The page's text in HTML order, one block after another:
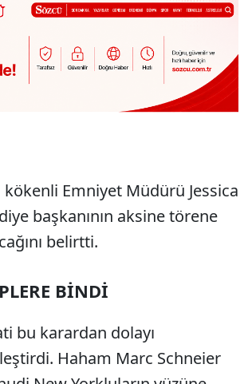
kökenli Emniyet Müdürü Jessica
başkanının aksine törene
belirtti.
BİNDİ
bu karardan dolayı
Haham Marc Schneier